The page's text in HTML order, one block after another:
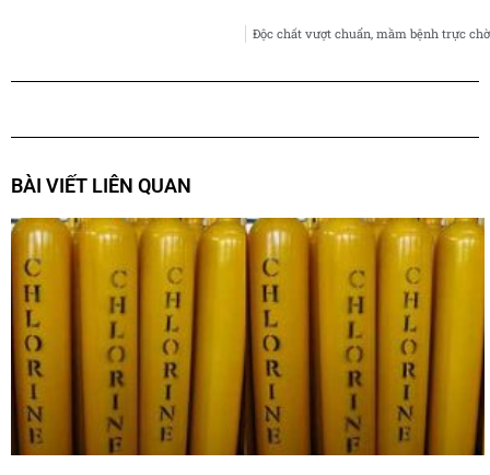
Độc chất vượt chuẩn, mầm bệnh trực chờ
BÀI VIẾT LIÊN QUAN